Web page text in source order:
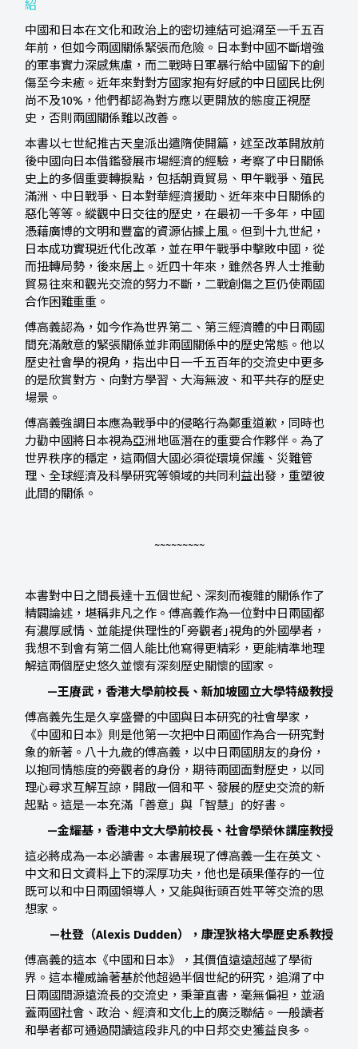
紹
中國和日本在文化和政治上的密切連結可追溯至一千五百
年前，但如今兩國關係緊張而危險。日本對中國不斷增強
的軍事實力深感焦慮，而二戰時日軍暴行給中國留下的創
傷至今未癒。近年來對對方國家抱有好感的中日國民比例
尚不及10%，他們都認為對方應以更開放的態度正視歷
史，否則兩國關係難以改善。
本書以七世紀推古天皇派出遣隋使開篇，述至改革開放前
後中國向日本借鑑發展市場經濟的經驗，考察了中日關係
史上的多個重要轉捩點，包括朝貢貿易、甲午戰爭、殖民
滿洲、中日戰爭、日本對華經濟援助、近年來中日關係的
惡化等等。縱觀中日交往的歷史，在最初一千多年，中國
憑藉廣博的文明和豐富的資源佔據上風。但到十九世紀，
日本成功實現近代化改革，並在甲午戰爭中擊敗中國，從
而扭轉局勢，後來居上。近四十年來，雖然各界人士推動
貿易往來和觀光交流的努力不斷，二戰創傷之巨仍使兩國
合作困難重重。
傅高義認為，如今作為世界第二、第三經濟體的中日兩國
間充滿敵意的緊張關係並非兩國關係中的歷史常態。他以
歷史社會學的視角，指出中日一千五百年的交流史中更多
的是欣賞對方、向對方學習、大海無波、和平共存的歷史
場景。
傅高義強調日本應為戰爭中的侵略行為鄭重道歉，同時也
力勸中國將日本視為亞洲地區潛在的重要合作夥伴。為了
世界秩序的穩定，這兩個大國必須從環境保護、災難管
理、全球經濟及科學研究等領域的共同利益出發，重塑彼
此間的關係。
~~~~~~~~~
本書對中日之間長達十五個世紀、深刻而複雜的關係作了
精闢論述，堪稱非凡之作。傅高義作為一位對中日兩國都
有濃厚感情、並能提供理性的｢旁觀者｣視角的外國學者，
我想不到會有第二個人能比他寫得更精彩，更能精準地理
解這兩個歷史悠久並懷有深刻歷史關懷的國家。
—王賡武，香港大學前校長、新加坡國立大學特級教授
傅高義先生是久享盛譽的中國與日本研究的社會學家，
《中國和日本》則是他第一次把中日兩國作為合一研究對
象的新著。八十九歲的傅高義，以中日兩國朋友的身份，
以抱同情態度的旁觀者的身份，期待兩國面對歷史，以同
理心尋求互解互諒，開啟一個和平、發展的歷史交流的新
起點。這是一本充滿「善意」與「智慧」的好書。
—金耀基，香港中文大學前校長、社會學榮休講座教授
這必將成為一本必讀書。本書展現了傅高義一生在英文、
中文和日文資料上下的深厚功夫，他也是碩果僅存的一位
既可以和中日兩國領導人，又能與街頭百姓平等交流的思
想家。
—杜登（Alexis Dudden），康涅狄格大學歷史系教授
傅高義的這本《中國和日本》，其價值遠遠超越了學術
界。這本權威論著基於他超過半個世紀的研究，追溯了中
日兩國間源遠流長的交流史，秉筆直書，毫無偏袒，並涵
蓋兩國社會、政治、經濟和文化上的廣泛聯結。一般讀者
和學者都可通過閱讀這段非凡的中日邦交史獲益良多。